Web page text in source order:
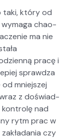
taki, który od
wyma­ga chao­
ma nie
pracę i
sprawdza
mniejszej
z doświad­
kon­trolę nad
rytm prac w
czy